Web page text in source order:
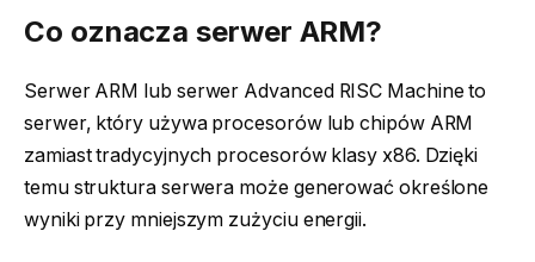
Co oznacza serwer ARM?
Serwer ARM lub serwer Advanced RISC Machine to
serwer, który używa procesorów lub chipów ARM
zamiast tradycyjnych procesorów klasy x86. Dzięki
temu struktura serwera może generować określone
wyniki przy mniejszym zużyciu energii.